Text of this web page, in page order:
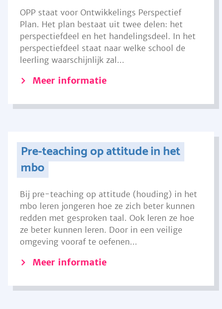
OPP staat voor Ontwikkelings Perspectief
Plan. Het plan bestaat uit twee delen: het
perspectiefdeel en het handelingsdeel. In het
perspectiefdeel staat naar welke school de
leerling waarschijnlijk zal...
Meer informatie
Pre-teaching op attitude in het
mbo
Bij pre-teaching op attitude (houding) in het
mbo leren jongeren hoe ze zich beter kunnen
redden met gesproken taal. Ook leren ze hoe
ze beter kunnen leren. Door in een veilige
omgeving vooraf te oefenen...
Meer informatie